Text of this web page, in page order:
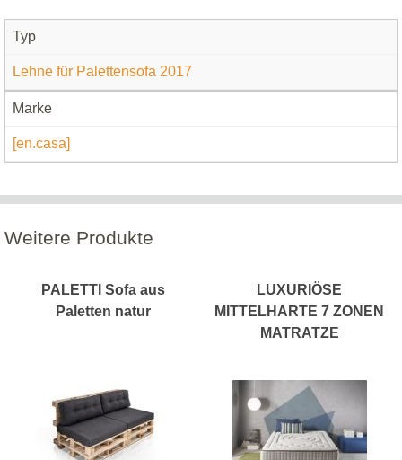
Typ
Lehne für Palettensofa 2017
Marke
[en.casa]
Weitere Produkte
PALETTI Sofa aus
Paletten natur
LUXURIÖSE
MITTELHARTE 7 ZONEN
MATRATZE